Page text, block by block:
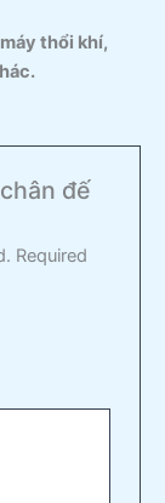
thổi khí,
đế
Required